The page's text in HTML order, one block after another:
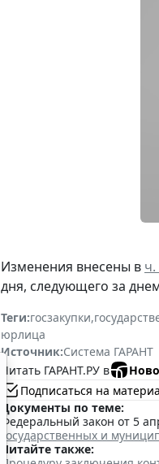
Изменения внесены в
дня, следующего за
Теги:госзакупки,
юрлица
Источник:Система ГАРАНТ
Читать ГАРАНТ.РУ в
Подписаться на
Документы по теме:
Федеральный закон от 5
государственных и
Читайте также: